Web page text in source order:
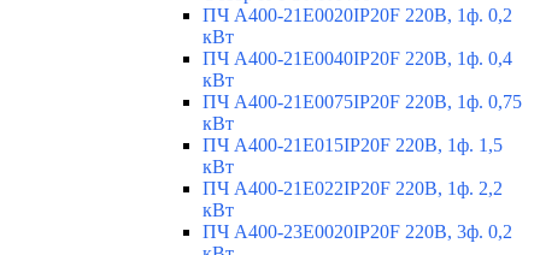
ПЧ A400-21E0020IP20F 220В, 1ф. 0,2
кВт
ПЧ A400-21E0040IP20F 220В, 1ф. 0,4
кВт
ПЧ A400-21E0075IP20F 220В, 1ф. 0,75
кВт
ПЧ A400-21E015IP20F 220В, 1ф. 1,5
кВт
ПЧ A400-21E022IP20F 220В, 1ф. 2,2
кВт
ПЧ A400-23E0020IP20F 220В, 3ф. 0,2